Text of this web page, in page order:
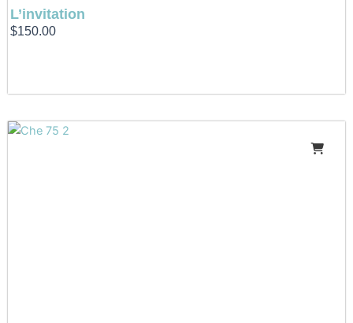
L’invitation
$150.00